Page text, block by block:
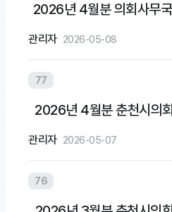
2026년 4월분 의회사무
관리자 2026-05-08
77
2026년 4월분 춘천시의
관리자 2026-05-07
76